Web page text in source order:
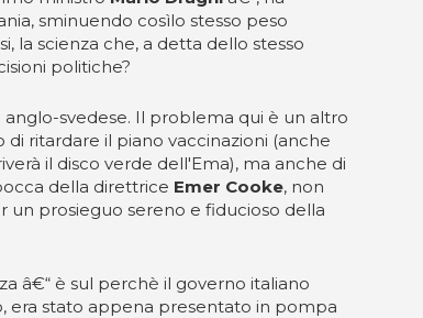
sminuendo cosìlo stesso peso
la scienza che, a detta dello stesso
politiche?
anglo-svedese. Il problema qui è un altro
ritardare il piano vaccinazioni (anche
il disco verde dell'Ema), ma anche di
della direttrice Emer Cooke, non
un prosieguo sereno e fiducioso della
â€“ è sul perchè il governo italiano
era stato appena presentato in pompa